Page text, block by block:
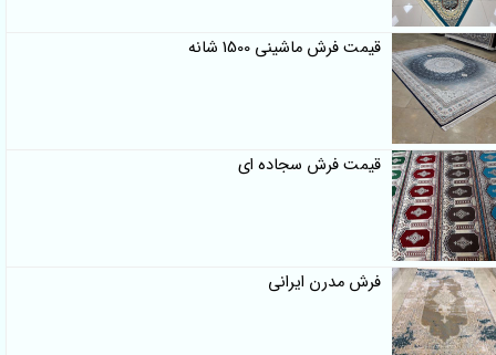
قیمت فرش ماشینی 1500 شانه
قیمت فرش سجاده ای
فرش مدرن ایرانی